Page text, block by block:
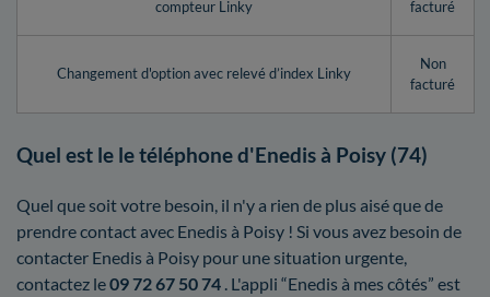
compteur Linky
facturé
Changement d'option avec relevé d’index Linky
Non
facturé
Quel est le le téléphone d'Enedis à Poisy (74)
Quel que soit votre besoin, il n'y a rien de plus aisé que de
prendre contact avec Enedis à Poisy ! Si vous avez besoin de
contacter Enedis à Poisy pour une situation urgente,
contactez le09 72 67 50 74 . L'appli “Enedis à mes côtés” est